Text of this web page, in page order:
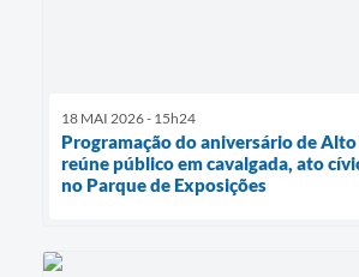
18 MAI 2026 - 15h24
Programação do aniversário de
reúne público em cavalgada, ato
no Parque de Exposições